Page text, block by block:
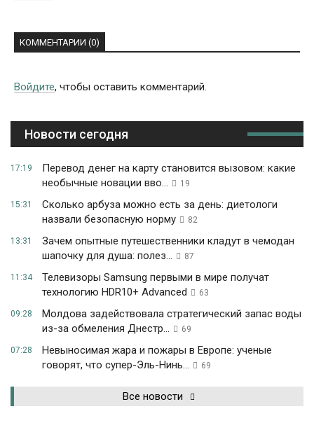
КОММЕНТАРИИ (0)
Войдите, чтобы оставить комментарий.
Новости сегодня
17:19
Перевод денег на карту становится вызовом: какие
необычные новации вво...
19
15:31
Сколько арбуза можно есть за день: диетологи
назвали безопасную норму
82
13:31
Зачем опытные путешественники кладут в чемодан
шапочку для душа: полез...
87
11:34
Телевизоры Samsung первыми в мире получат
технологию HDR10+ Advanced
63
09:28
Молдова задействовала стратегический запас воды
из-за обмеления Днестр...
69
07:28
Невыносимая жара и пожары в Европе: ученые
говорят, что супер-Эль-Нинь...
69
Все новости